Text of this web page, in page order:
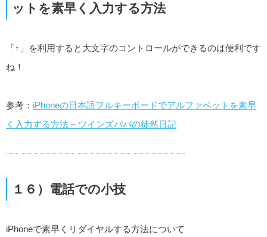
ットを素早く入力する方法
「↑」を利用すると大文字のコントロールができるのは便利です
ね！
参考： iPhoneの日本語フルキーボードでアルファベットを素早
く入力する方法 – ツインズパパの徒然日記
１６）電話での小技
iPhoneで素早くリダイヤルする方法について